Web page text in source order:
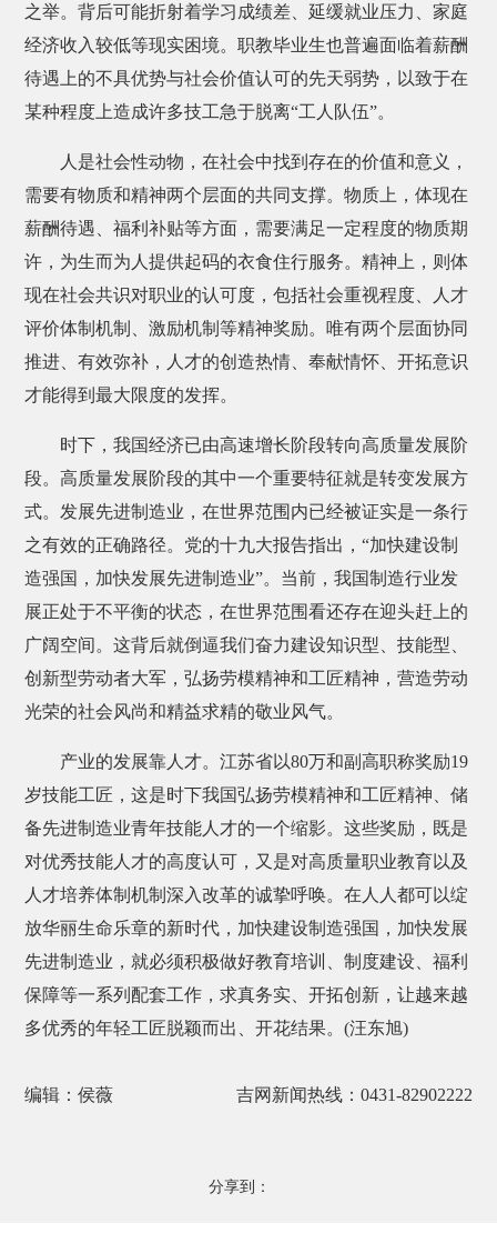
之举。背后可能折射着学习成绩差、延缓就业压力、家庭
经济收入较低等现实困境。职教毕业生也普遍面临着薪酬
待遇上的不具优势与社会价值认可的先天弱势，以致于在
某种程度上造成许多技工急于脱离“工人队伍”。
人是社会性动物，在社会中找到存在的价值和意义，
需要有物质和精神两个层面的共同支撑。物质上，体现在
薪酬待遇、福利补贴等方面，需要满足一定程度的物质期
许，为生而为人提供起码的衣食住行服务。精神上，则体
现在社会共识对职业的认可度，包括社会重视程度、人才
评价体制机制、激励机制等精神奖励。唯有两个层面协同
推进、有效弥补，人才的创造热情、奉献情怀、开拓意识
才能得到最大限度的发挥。
时下，我国经济已由高速增长阶段转向高质量发展阶
段。高质量发展阶段的其中一个重要特征就是转变发展方
式。发展先进制造业，在世界范围内已经被证实是一条行
之有效的正确路径。党的十九大报告指出，“加快建设制
造强国，加快发展先进制造业”。当前，我国制造行业发
展正处于不平衡的状态，在世界范围看还存在迎头赶上的
广阔空间。这背后就倒逼我们奋力建设知识型、技能型、
创新型劳动者大军，弘扬劳模精神和工匠精神，营造劳动
光荣的社会风尚和精益求精的敬业风气。
产业的发展靠人才。江苏省以80万和副高职称奖励19
岁技能工匠，这是时下我国弘扬劳模精神和工匠精神、储
备先进制造业青年技能人才的一个缩影。这些奖励，既是
对优秀技能人才的高度认可，又是对高质量职业教育以及
人才培养体制机制深入改革的诚挚呼唤。在人人都可以绽
放华丽生命乐章的新时代，加快建设制造强国，加快发展
先进制造业，就必须积极做好教育培训、制度建设、福利
保障等一系列配套工作，求真务实、开拓创新，让越来越
多优秀的年轻工匠脱颖而出、开花结果。(汪东旭)
编辑：侯薇 吉网新闻热线：0431-82902222
分享到：